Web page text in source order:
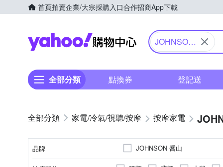
首頁拍賣企業/大宗採購入口合作招商App下載
Yahoo購物中心
JOHNSON
全部分類
點換券 登記送
家電/冷氣/視聽/按摩 按摩家電
品牌 JOHNSON 喬山